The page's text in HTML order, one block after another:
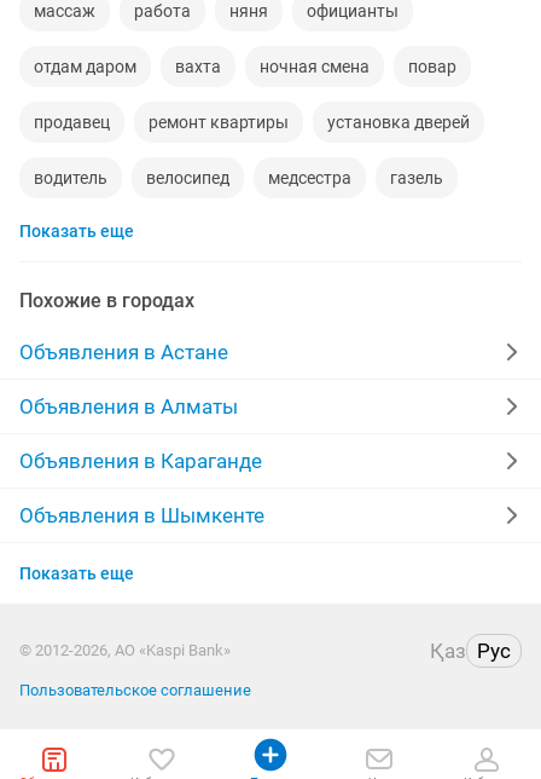
массаж работа няня официанты
отдам даром вахта ночная смена повар
продавец ремонт квартиры установка дверей
водитель велосипед медсестра газель
кирпичи
торговый представитель
Показать еще
Похожие в городах
Объявления в Астане
Объявления в Алматы
Объявления в Караганде
Объявления в Шымкенте
Объявления в Актау
Объявления в Павлодаре
Показать еще
© 2012-2026, АО «Kaspi Bank» Қаз Рус
Пользовательское соглашение